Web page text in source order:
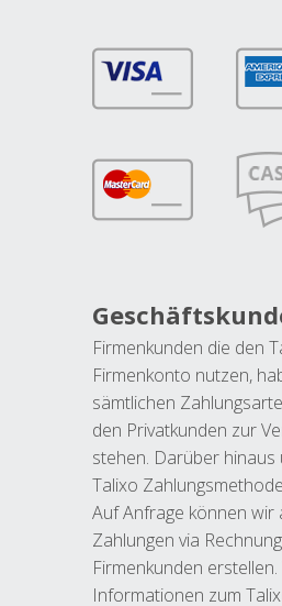
Firmenkunden die den
Firmenkonto nutzen,
sämtlichen
den Privatkunden zur
stehen. Darüber
Talixo
Auf Anfrage können wir
Zahlungen via
Firmenkunden
Informationen zum